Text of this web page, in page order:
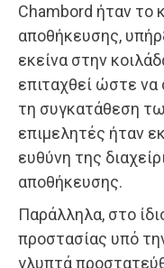
Chambord ήταν το
αποθήκευσης,
εκείνα στην
επιταχθεί ώστε να
τη συγκατάθεση
επιμελητές ήταν
ευθύνη της
αποθήκευσης.
Παράλληλα, στο
προστασίας υπό
γλυπτά